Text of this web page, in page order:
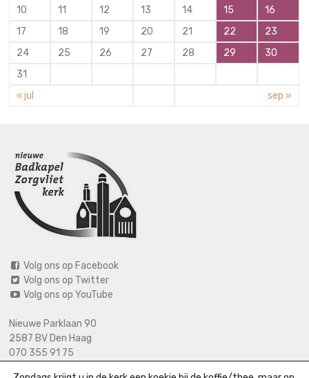
10
11 12 13 14 15
16
17
18 19 20 21 22
23
24
25 26 27 28 29
30
31
« jul
sep »
Volg ons op Facebook
Volg ons op Twitter
Volg ons op YouTube
Nieuwe Parklaan 90
2587 BV Den Haag
070 355 91 75
06 2125 2720 (bij calamiteiten)